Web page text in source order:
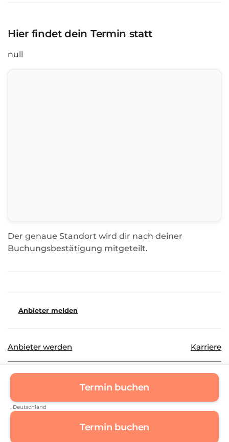
Hier findet dein Termin statt
null
Der genaue Standort wird dir nach deiner
Buchungsbestätigung mitgeteilt.
Anbieter melden
Anbieter werden Karriere
Datenschutz
Termin buchen
, Deutschland
Termin buchen